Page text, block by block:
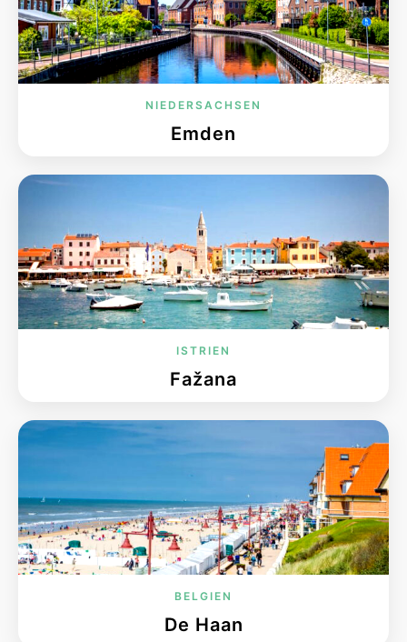
NIEDERSACHSEN
Emden
ISTRIEN
Fažana
BELGIEN
De Haan